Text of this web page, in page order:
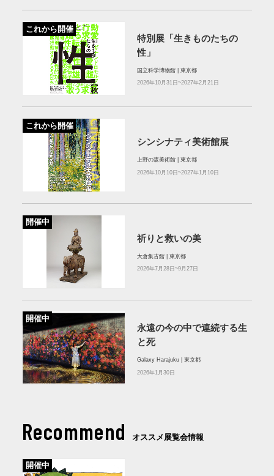
これから開催
特別展「生きものたちの
性」
国立科学博物館 | 東京都
2026年10月31日~2027年2月21日
これから開催
シンシナティ美術館展
上野の森美術館 | 東京都
2026年10月10日~2027年1月10日
開催中
祈りと救いの美
大倉集古館 | 東京都
2026年7月28日~9月27日
開催中
永遠の今の中で連続する生
と死
Galaxy Harajuku | 東京都
2026年1月30日
Recommend オススメ展覧会情報
開催中